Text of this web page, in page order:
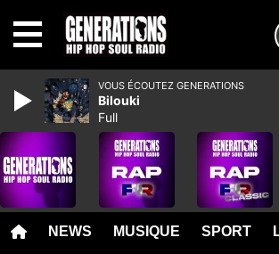
NEWS MUSIQUE SPORT
VOUS ÉCOUTEZ GENERATIONS
Bilouki
Full